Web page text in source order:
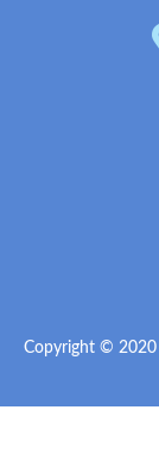
Copyright © 2020